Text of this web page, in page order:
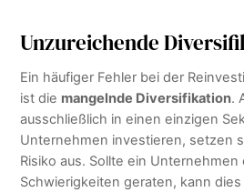
Unzureichende
Ein häufiger Fehler bei der
ist die mangelnde Diversifikation.
ausschließlich in einen einzigen
Unternehmen investieren, setzen
Risiko aus. Sollte ein
Schwierigkeiten geraten, kann